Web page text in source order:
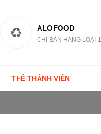
ALOFOOD
CHỈ BÁN HÀNG LOẠI 1
THẺ THÀNH VIÊN